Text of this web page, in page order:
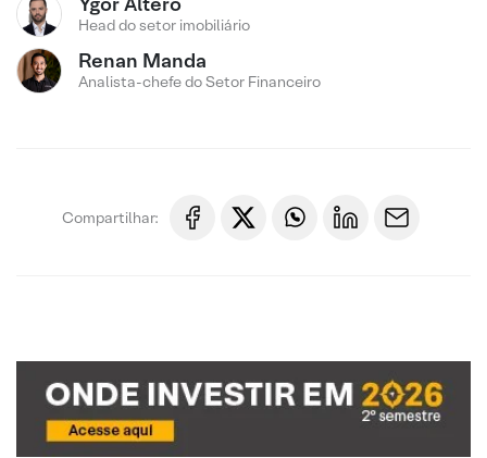
Head do setor imobiliário
Renan Manda
Analista-chefe do Setor Financeiro
Compartilhar: